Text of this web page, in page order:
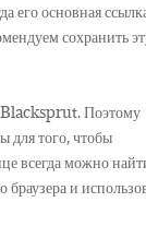
его основная
сохранить
Blacksprut. Поэтому
для того, чтобы
всегда можно
и